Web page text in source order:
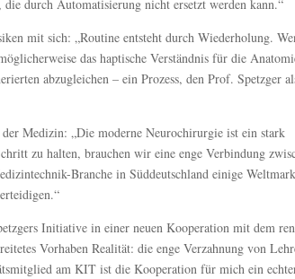
durch Automatisierung nicht ersetzt werden kann.“
mit sich: „Routine entsteht durch Wiederholung.
das haptische Verständnis für die
abzugleichen – ein Prozess, den Prof. Spetzger
Medizin: „Die moderne Neurochirurgie ist ein stark
zu halten, brauchen wir eine enge Verbindung
Branche in Süddeutschland einige
Initiative in einer neuen Kooperation mit dem
Vorhaben Realität: die enge Verzahnung von
am KIT ist die Kooperation für mich ein